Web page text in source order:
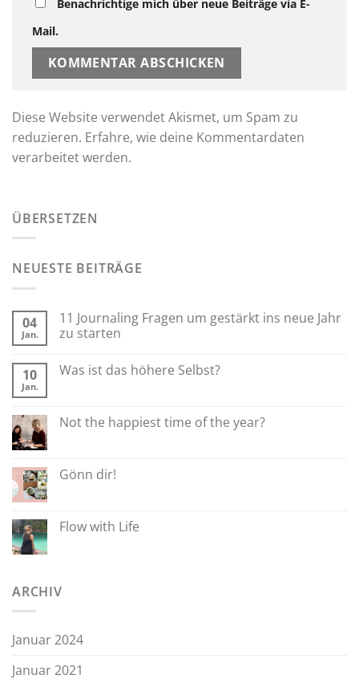
Benachrichtige mich über neue Beiträge via E-
Mail.
Diese Website verwendet Akismet, um Spam zu
reduzieren. Erfahre, wie deine Kommentardaten
verarbeitet werden.
ÜBERSETZEN
NEUESTE BEITRÄGE
04
Jan.
11 Journaling Fragen um gestärkt ins neue Jahr
zu starten
10
Jan.
Was ist das höhere Selbst?
Not the happiest time of the year?
Gönn dir!
Flow with Life
ARCHIV
Januar 2024
Januar 2021